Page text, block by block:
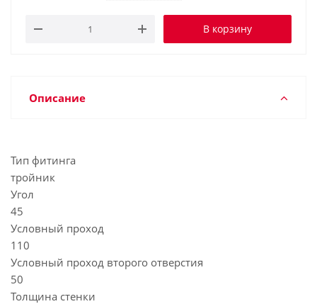
В корзину
Описание
Тип фитинга
тройник
Угол
45
Условный проход
110
Условный проход второго отверстия
50
Толщина стенки